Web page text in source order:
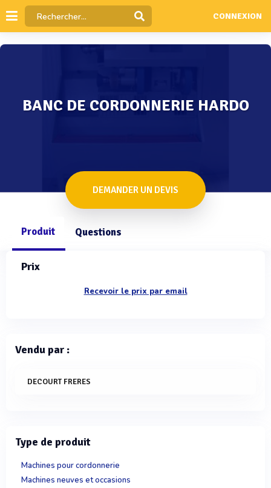
CONNEXION
BANC DE CORDONNERIE HARDO
DEMANDER UN DEVIS
Produit Questions
Prix
Recevoir le prix par email
Vendu par :
DECOURT FRERES
Type de produit
Machines pour cordonnerie
Machines neuves et occasions